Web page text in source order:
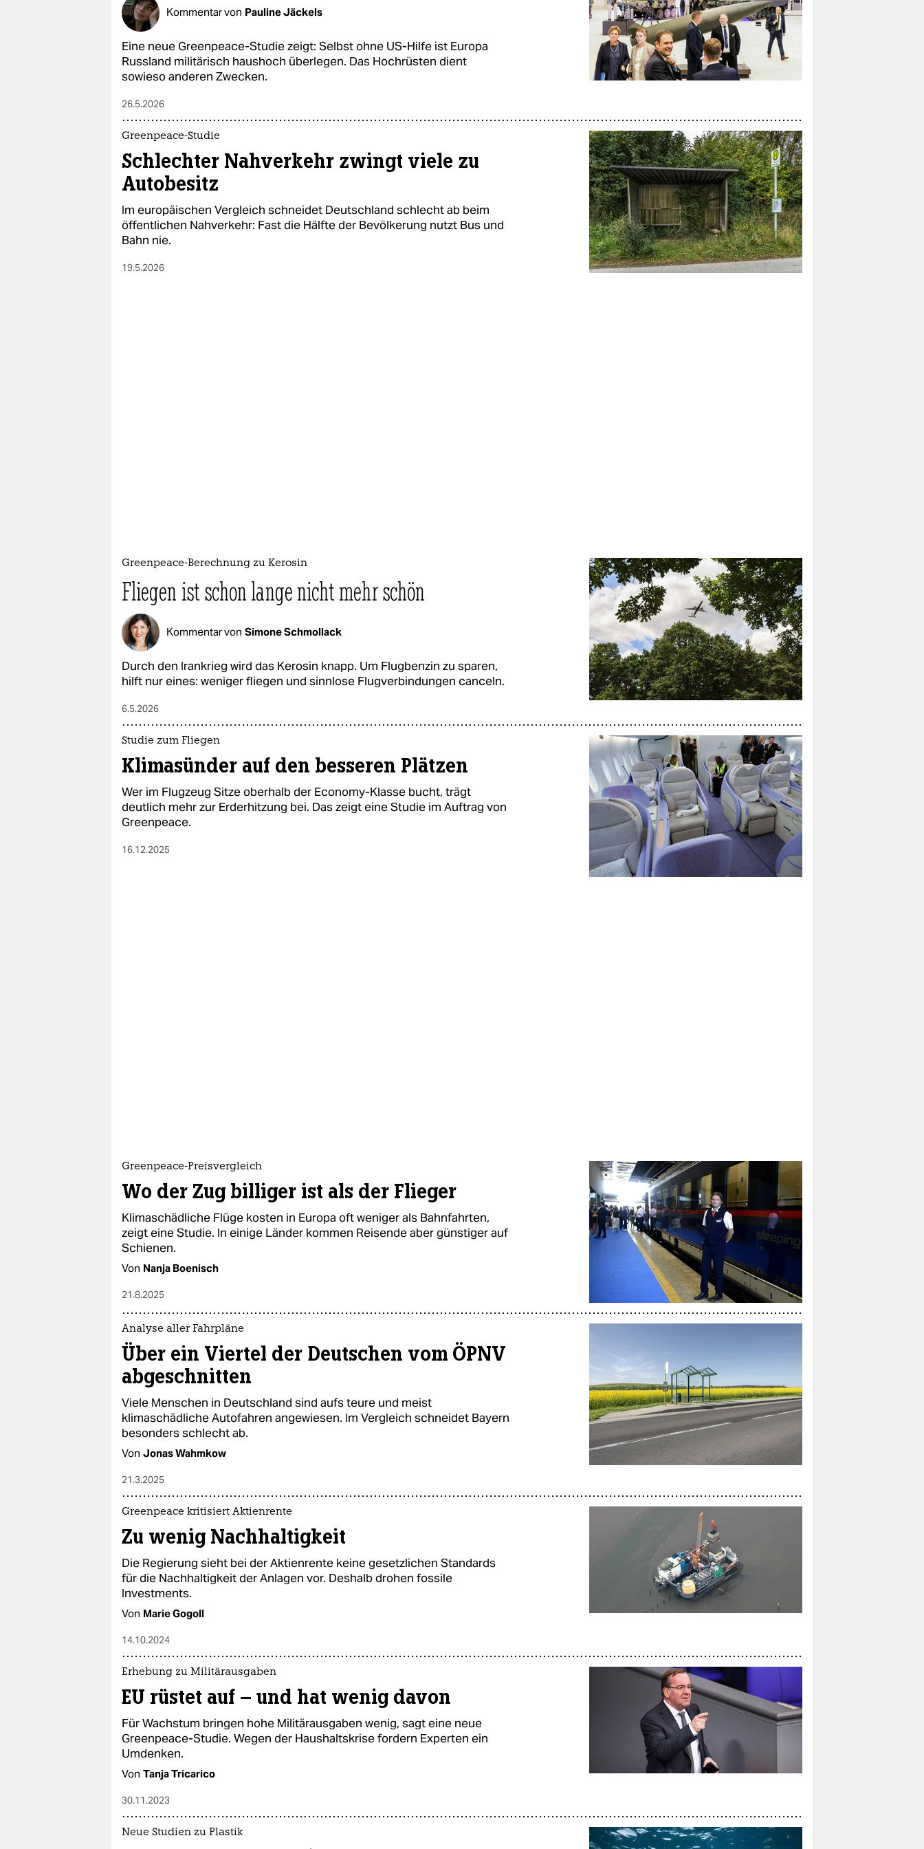
epaper login
Kommentar von Pauline Jäckels
Eine neue Greenpeace-Studie zeigt: Selbst ohne US-Hilfe ist Europa
Russland militärisch haushoch überlegen. Das Hochrüsten dient
sowieso anderen Zwecken.
26.5.2026
Greenpeace-Studie
Schlechter Nahverkehr zwingt viele zu
Autobesitz
Im europäischen Vergleich schneidet Deutschland schlecht ab beim
öffentlichen Nahverkehr: Fast die Hälfte der Bevölkerung nutzt Bus und
Bahn nie.
19.5.2026
Greenpeace-Berechnung zu Kerosin
Fliegen ist schon lange nicht mehr schön
Kommentar von Simone Schmollack
Durch den Irankrieg wird das Kerosin knapp. Um Flugbenzin zu sparen,
hilft nur eines: weniger fliegen und sinnlose Flugverbindungen canceln.
6.5.2026
Studie zum Fliegen
Klimasünder auf den besseren Plätzen
Wer im Flugzeug Sitze oberhalb der Economy-Klasse bucht, trägt
deutlich mehr zur Erderhitzung bei. Das zeigt eine Studie im Auftrag von
Greenpeace.
16.12.2025
Greenpeace-Preisvergleich
Wo der Zug billiger ist als der Flieger
Klimaschädliche Flüge kosten in Europa oft weniger als Bahnfahrten,
zeigt eine Studie. In einige Länder kommen Reisende aber günstiger auf
Schienen.
Von Nanja Boenisch
21.8.2025
Analyse aller Fahrpläne
Über ein Viertel der Deutschen vom ÖPNV
abgeschnitten
Viele Menschen in Deutschland sind aufs teure und meist
klimaschädliche Autofahren angewiesen. Im Vergleich schneidet Bayern
besonders schlecht ab.
Von Jonas Wahmkow
21.3.2025
Greenpeace kritisiert Aktienrente
Zu wenig Nachhaltigkeit
Die Regierung sieht bei der Aktienrente keine gesetzlichen Standards
für die Nachhaltigkeit der Anlagen vor. Deshalb drohen fossile
Investments.
Von Marie Gogoll
14.10.2024
Erhebung zu Militärausgaben
EU rüstet auf – und hat wenig davon
Für Wachstum bringen hohe Militärausgaben wenig, sagt eine neue
Greenpeace-Studie. Wegen der Haushaltskrise fordern Experten ein
Umdenken.
Von Tanja Tricarico
30.11.2023
Neue Studien zu Plastik